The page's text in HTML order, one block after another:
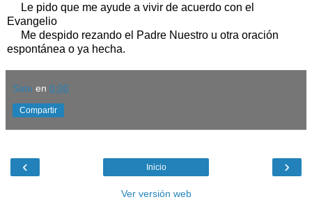
Le pido que me ayude a vivir de acuerdo con el
Evangelio
Me despido rezando el Padre Nuestro u otra oración
espontánea o ya hecha.
Satu en 0:00
Compartir
‹ ›
Inicio
Ver versión web